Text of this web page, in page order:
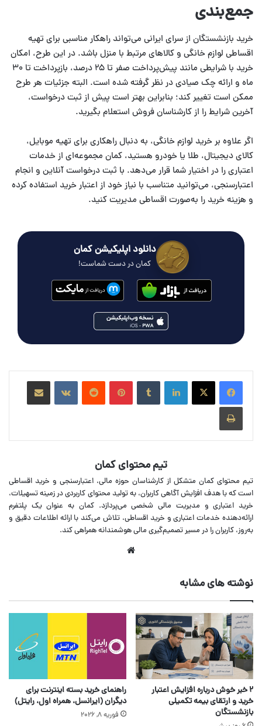
جمع‌بندی
خرید بازنشستگان از سرای ایرانی می‌تواند راهکار مناسبی برای تهیه
اقساطی لوازم خانگی و کالاهای مرتبط با منزل باشد. در این طرح، امکان
خرید با شرایطی مانند پیش‌پرداخت صفر تا ۲۵ درصد، بازپرداخت تا ۳۰
ماه و ارائه چک صیادی در نظر گرفته شده است. البته جزئیات هر طرح
ممکن است تغییر کند؛ بنابراین بهتر است پیش از ثبت درخواست،
آخرین شرایط را از کارشناسان فروش استعلام بگیرید.
اگر علاوه بر خرید لوازم خانگی، به دنبال راهکاری برای تهیه موبایل،
کالای دیجیتال، طلا یا خودرو هستید، کمان مجموعه‌ای از خدمات
اعتباری را در اختیار شما قرار می‌دهد. با ثبت درخواست آنلاین و انجام
اعتبارسنجی، می‌توانید متناسب با نیاز خود از اعتبار خرید استفاده کرده
و هزینه خرید را به‌صورت اقساطی مدیریت کنید.
دانلود اپلیکیشن کمان
کمان در دست شماست!
لینکدین ‫تامبلر ‫پین‌ترست‫رددیت ‫VKontakteاشتراک گذاری از طریق ایمیل
چاپ
تیم محتوای کمان
تیم محتوای کمان متشکل از کارشناسان حوزه مالی، اعتبارسنجی و خرید اقساطی
است که با هدف افزایش آگاهی کاربران، به تولید محتوای کاربردی در زمینه تسهیلات،
خرید اعتباری و مدیریت مالی شخصی می‌پردازد. کمان به عنوان یک پلتفرم
ارائه‌دهنده خدمات اعتباری و خرید اقساطی، تلاش می‌کند با ارائه اطلاعات دقیق و
به‌روز، کاربران را در مسیر تصمیم‌گیری مالی هوشمندانه همراهی کند.
نوشته های مشابه
۲ خبر خوش درباره افزایش اعتبار
خرید و ارتقای بیمه تکمیلی
بازنشستگان
راهنمای خرید بسته اینترنت برای
دیگران (ایرانسل، همراه اول، رایتل)
فوریه 8, 2026